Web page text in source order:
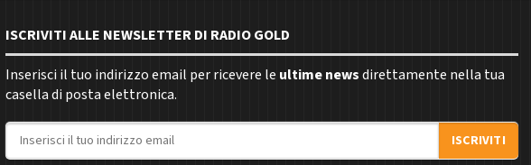
ISCRIVITI ALLE NEWSLETTER DI RADIO GOLD
Inserisci il tuo indirizzo email per ricevere le ultime newsdirettamente nella tua
casella di posta elettronica.
Indirizzo email
ISCRIVITI